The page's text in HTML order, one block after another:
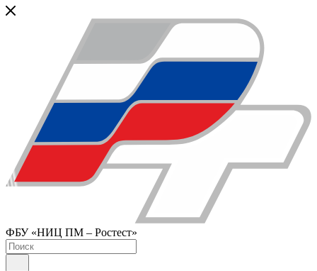
ФБУ «НИЦ ПМ – Ростест»